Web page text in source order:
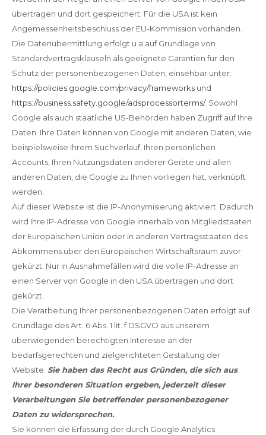
übertragen und dort gespeichert. Für die USA ist kein
Angemessenheitsbeschluss der EU-Kommission vorhanden.
Die Datenübermittlung erfolgt u.a auf Grundlage von
Standardvertragsklauseln als geeignete Garantien für den
Schutz der personenbezogenen Daten, einsehbar unter:
https://policies.google.com/privacy/frameworks und
https://business.safety.google/adsprocessorterms/. Sowohl
Google als auch staatliche US-Behörden haben Zugriff auf Ihre
Daten. Ihre Daten können von Google mit anderen Daten, wie
beispielsweise Ihrem Suchverlauf, Ihren persönlichen
Accounts, Ihren Nutzungsdaten anderer Geräte und allen
anderen Daten, die Google zu Ihnen vorliegen hat, verknüpft
werden.
Auf dieser Website ist die IP-Anonymisierung aktiviert. Dadurch
wird Ihre IP-Adresse von Google innerhalb von Mitgliedstaaten
der Europäischen Union oder in anderen Vertragsstaaten des
Abkommens über den Europäischen Wirtschaftsraum zuvor
gekürzt. Nur in Ausnahmefällen wird die volle IP-Adresse an
einen Server von Google in den USA übertragen und dort
gekürzt.
Die Verarbeitung Ihrer personenbezogenen Daten erfolgt auf
Grundlage des Art. 6 Abs. 1 lit. f DSGVO aus unserem
überwiegenden berechtigten Interesse an der
bedarfsgerechten und zielgerichteten Gestaltung der
Website. Sie haben das Recht aus Gründen, die sich aus
Ihrer besonderen Situation ergeben, jederzeit dieser
Verarbeitungen Sie betreffender personenbezogener
Daten zu widersprechen.
Sie können die Erfassung der durch Google Analytics